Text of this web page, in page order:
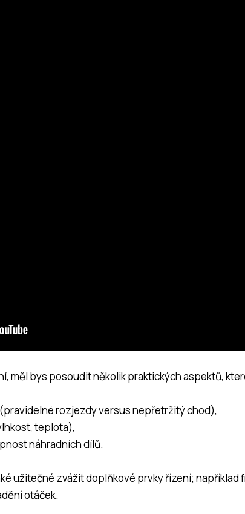
měl bys posoudit několik praktických aspektů,
rozjezdy versus nepřetržitý chod),
teplota),
náhradních dílů.
užitečné zvážit doplňkové prvky řízení; například
otáček.